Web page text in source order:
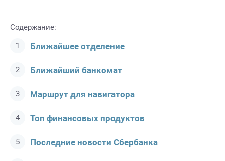
Содержание:
Ближайшее отделение
Ближайший банкомат
Маршрут для навигатора
Топ финансовых продуктов
Последние новости Сбербанкa